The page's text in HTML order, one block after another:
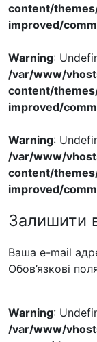
content/
improved/
Warning:
/var/www/
content/
improved/
Warning:
/var/www/
content/
improved/
Залишити
Ваша e-mail
Обов’язкові
Warning:
/var/www/